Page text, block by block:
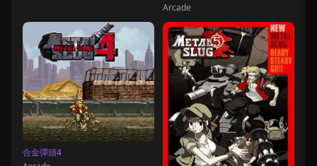
Arcade
合金彈頭4